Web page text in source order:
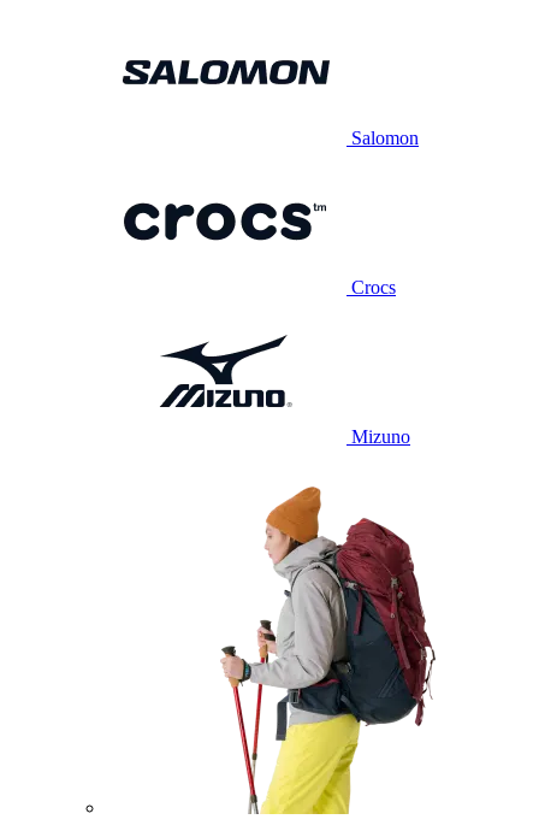
Salomon
Crocs
Mizuno